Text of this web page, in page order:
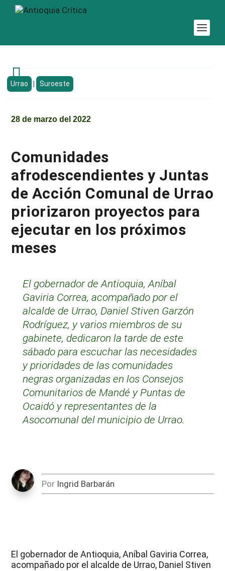

Urrao Suroeste
28 de marzo del 2022
Comunidades
afrodescendientes y Juntas
de Acción Comunal de Urrao
priorizaron proyectos para
ejecutar en los próximos
meses
El gobernador de Antioquia, Aníbal
Gaviria Correa, acompañado por el
alcalde de Urrao, Daniel Stiven Garzón
Rodríguez, y varios miembros de su
gabinete, dedicaron la tarde de este
sábado para escuchar las necesidades
y prioridades de las comunidades
negras organizadas en los Consejos
Comunitarios de Mandé y Puntas de
Ocaidó y representantes de la
Asocomunal del municipio de Urrao.
Por Ingrid Barbarán
El gobernador de Antioquia, Aníbal Gaviria Correa,
acompañado por el alcalde de Urrao, Daniel Stiven